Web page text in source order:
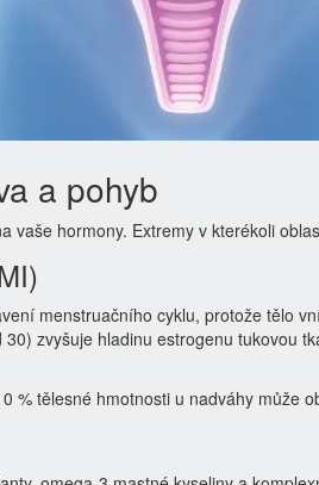
a pohyb
vaše hormony. Extremy v kterékoli
menstruačního cyklu, protože tělo
zvyšuje hladinu estrogenu tukovou
% tělesné hmotnosti u nadváhy může